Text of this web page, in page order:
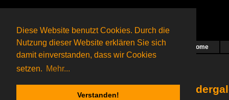
Diese Website benutzt Cookies. Durch die
Nutzung dieser Website erklären Sie sich
damit einverstanden, dass wir Cookies
setzen. Mehr...
Verstanden!
Das nächste Rätsel ist in Arbeit Home
65 Gagolganeronline(0 registrierte und 65 Gäste)
Gagolganer:
9732Rätsel online: